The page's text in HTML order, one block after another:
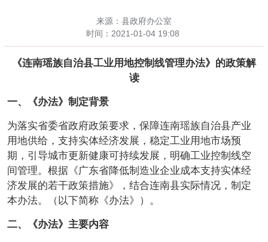
来源：县政府办公室
时间： 2021-01-04 19:08
《连南瑶族自治县工业用地控制线管理办法》 的政策解
读
一、《办法》制定背景
为落实省委省政府政策要求，保障连南瑶族自治县产业
用地供给，支持实体经济发展，稳定工业用地市场预
期，引导城市更新健康可持续发展，明确工业控制线空
间管理。根据《广东省降低制造业企业成本支持实体经
济发展的若干政策措施》，结合连南县实际情况，制定
本办法。（以下简称《办法》）。
二、《办法》主要内容